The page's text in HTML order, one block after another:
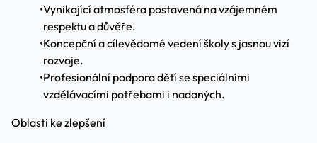
•Vynikající atmosféra postavená na vzájemném
respektu a důvěře.
•Koncepční a cílevědomé vedení školy s jasnou vizí
rozvoje.
•Profesionální podpora dětí se speciálními
vzdělávacími potřebami i nadaných.
Oblasti ke zlepšení